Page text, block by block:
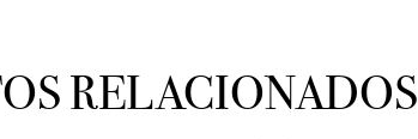
RELACIONADOS